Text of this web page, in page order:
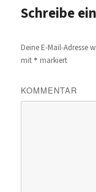
Schreibe
Deine E-Mail-Adresse
mit * markiert
KOMMENTAR